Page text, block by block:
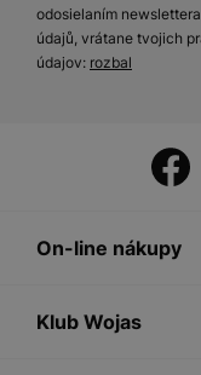
odosielaním
údajů, vrátane tvojich
údajov: rozbal
On-line nákupy
Klub Wojas